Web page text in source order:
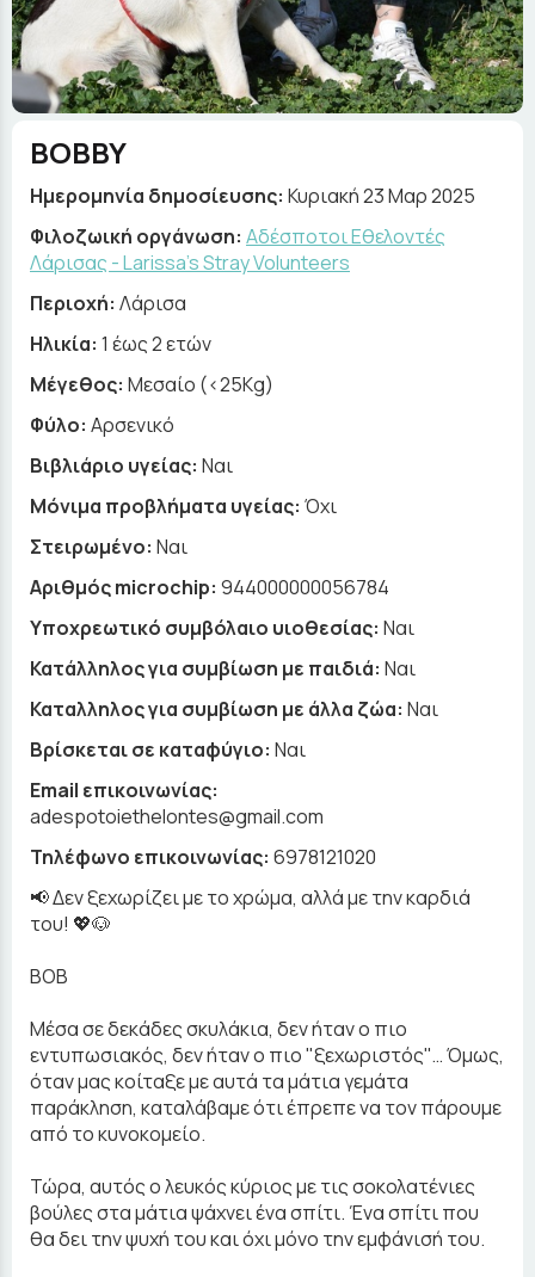
BOBBY
Ημερομηνία δημοσίευσης: Κυριακή 23 Μαρ 2025
Φιλοζωική οργάνωση: Αδέσποτοι Εθελοντές
Λάρισας - Larissa's Stray Volunteers
Περιοχή: Λάρισα
Ηλικία: 1 έως 2 ετών
Μέγεθος: Μεσαίο (<25Kg)
Φύλο: Αρσενικό
Βιβλιάριο υγείας: Ναι
Μόνιμα προβλήματα υγείας: Όχι
Στειρωμένο: Ναι
Αριθμός microchip: 944000000056784
Υποχρεωτικό συμβόλαιο υιοθεσίας: Ναι
Κατάλληλος για συμβίωση με παιδιά: Ναι
Καταλληλος για συμβίωση με άλλα ζώα: Ναι
Βρίσκεται σε καταφύγιο: Ναι
Email επικοινωνίας:
adespotoiethelontes@gmail.com
Τηλέφωνο επικοινωνίας: 6978121020
📢 Δεν ξεχωρίζει με το χρώμα, αλλά με την καρδιά
του! 💖🐶
BOB
Μέσα σε δεκάδες σκυλάκια, δεν ήταν ο πιο
εντυπωσιακός, δεν ήταν ο πιο "ξεχωριστός"… Όμως,
όταν μας κοίταξε με αυτά τα μάτια γεμάτα
παράκληση, καταλάβαμε ότι έπρεπε να τον πάρουμε
από το κυνοκομείο.
Τώρα, αυτός ο λευκός κύριος με τις σοκολατένιες
βούλες στα μάτια ψάχνει ένα σπίτι. Ένα σπίτι που
θα δει την ψυχή του και όχι μόνο την εμφάνισή του.